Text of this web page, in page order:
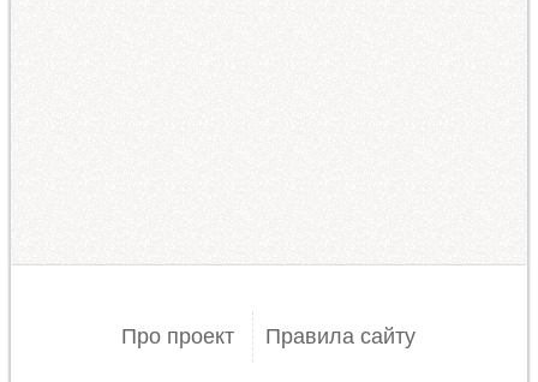
Про проект Правила сайту